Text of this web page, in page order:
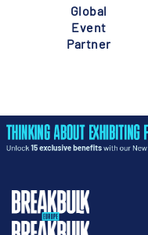
Global
Event
Partner